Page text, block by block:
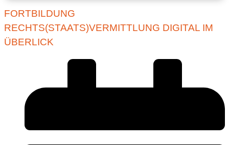
FORTBILDUNG
RECHTS(STAATS)VERMITTLUNG DIGITAL IM
ÜBERLICK